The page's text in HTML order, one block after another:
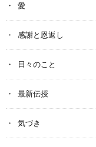
愛
感謝と恩返し
日々のこと
最新伝授
気づき